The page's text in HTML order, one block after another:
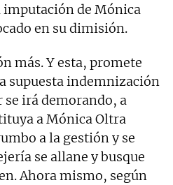
de Mónica
en su dimisión.
más. Y esta, promete
supuesta indemnización
irá demorando, a
a Mónica Oltra
a la gestión y se
se allane y busque
Ahora mismo, según